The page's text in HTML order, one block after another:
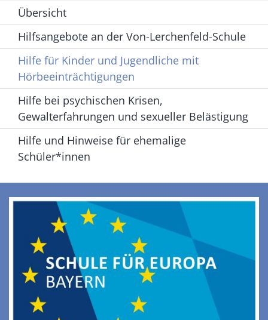
Übersicht
Hilfsangebote an der Von-Lerchenfeld-Schule
Hilfe für Kinder und Jugendliche mit
Hörbeeinträchtigungen
Hilfe bei psychischen Krisen,
Gewalterfahrungen und sexueller Belästigung
Hilfe und Hinweise für ehemalige
Schüler*innen